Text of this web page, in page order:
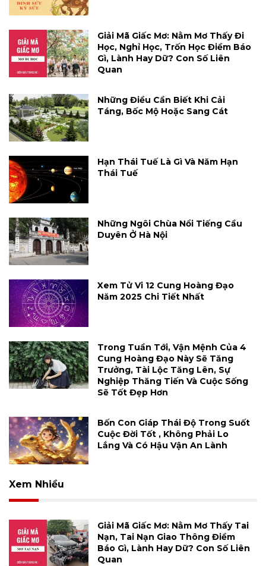
Giải Mã Giấc Mơ: Nằm Mơ Thấy Đi
Học, Nghỉ Học, Trốn Học Điềm Báo
Gì, Lành Hay Dữ? Con Số Liên
Quan
Những Điều Cần Biết Khi Cải
Táng, Bốc Mộ Hoặc Sang Cát
Hạn Thái Tuế Là Gì Và Năm Hạn
Thái Tuế
Những Ngôi Chùa Nổi Tiếng Cầu
Duyên Ở Hà Nội
Xem Tử Vi 12 Cung Hoàng Đạo
Năm 2025 Chi Tiết Nhất
Trong Tuần Tới, Vận Mệnh Của 4
Cung Hoàng Đạo Này Sẽ Tăng
Trưởng, Tài Lộc Tăng Lên, Sự
Nghiệp Thăng Tiến Và Cuộc Sống
Sẽ Tốt Đẹp Hơn
Bốn Con Giáp Thái Độ Trong Suốt
Cuộc Đời Tốt , Không Phải Lo
Lắng Và Có Hậu Vận An Lành
Xem Nhiều
Giải Mã Giấc Mơ: Nằm Mơ Thấy Tai
Nạn, Tai Nạn Giao Thông Điềm
Báo Gì, Lành Hay Dữ? Con Số Liên
Quan